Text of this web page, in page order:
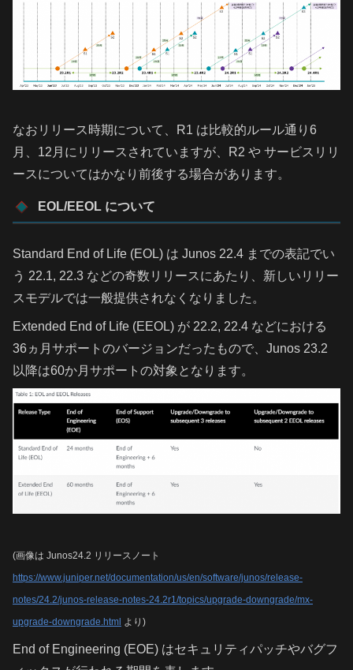
なおリリース時期について、R1 は比較的ルール通り6
月、12月にリリースされていますが、R2 や サービスリリ
ースについてはかなり前後する場合があります。
EOL/EEOL について
Standard End of Life (EOL) は Junos 22.4 までの表記でい
う 22.1, 22.3 などの奇数リリースにあたり、新しいリリー
スモデルでは一般提供されなくなりました。
Extended End of Life (EEOL) が 22.2, 22.4 などにおける
36ヵ月サポートのバージョンだったもので、Junos 23.2
以降は60か月サポートの対象となります。
(画像は Junos24.2 リリースノート
https://www.juniper.net/documentation/us/en/software/junos/release-
notes/24.2/junos-release-notes-24.2r1/topics/upgrade-downgrade/mx-
upgrade-downgrade.html より)
End of Engineering (EOE) はセキュリティパッチやバグフ